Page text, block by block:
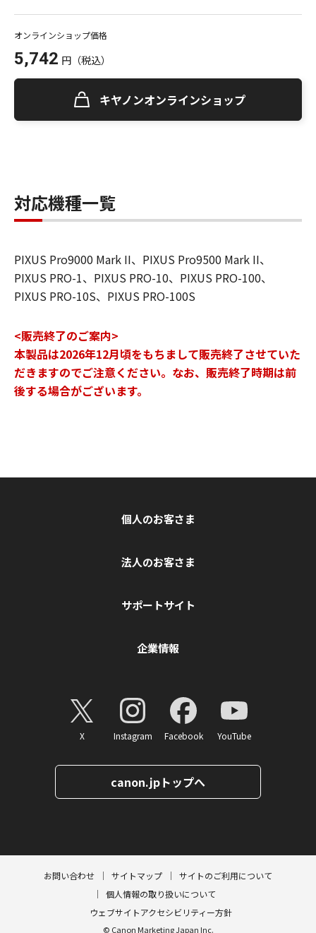
オンラインショップ価格
5,742 円 （税込）
キヤノンオンラインショップ
対応機種一覧
PIXUS Pro9000 Mark II、PIXUS Pro9500 Mark II、
PIXUS PRO-1、PIXUS PRO-10、PIXUS PRO-100、
PIXUS PRO-10S、PIXUS PRO-100S
<販売終了のご案内>
本製品は2026年12月頃をもちまして販売終了させていた
だきますのでご注意ください。なお、販売終了時期は前
後する場合がございます。
個人のお客さま
法人のお客さま
サポートサイト
企業情報
X Instagram Facebook YouTube
canon.jpトップへ
お問い合わせ サイトマップ
サイトのご利用について
個人情報の取り扱いについて
ウェブサイトアクセシビリティー方針
© Canon Marketing Japan Inc.